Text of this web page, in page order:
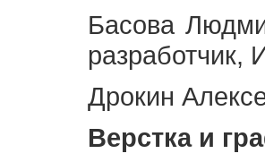
Басова
разработчик,
Дрокин
Верстка и